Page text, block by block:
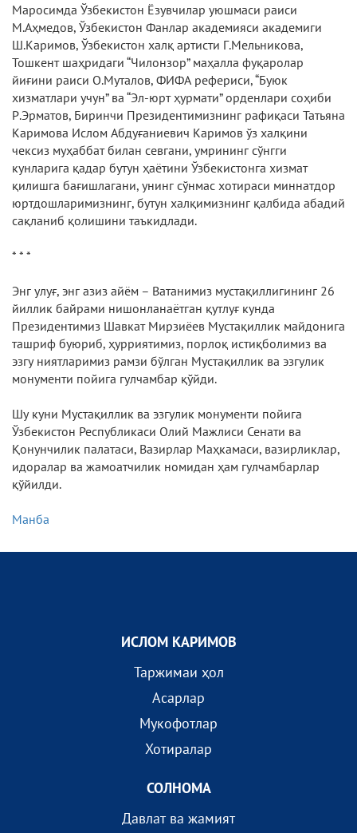
Маросимда Ўзбекистон Ёзувчилар уюшмаси раиси
М.Аҳмедов, Ўзбекистон Фанлар академияси академиги
Ш.Каримов, Ўзбекистон халқ артисти Г.Мельникова,
Тошкент шаҳридаги “Чилонзор” маҳалла фуқаролар
йиғини раиси О.Муталов, ФИФА рефериси, “Буюк
хизматлари учун” ва “Эл-юрт ҳурмати” орденлари соҳиби
Р.Эрматов, Биринчи Президентимизнинг рафиқаси Татьяна
Каримова Ислом Абдуғаниевич Каримов ўз халқини
чексиз муҳаббат билан севгани, умрининг сўнгги
кунларига қадар бутун ҳаётини Ўзбекистонга хизмат
қилишга бағишлагани, унинг сўнмас хотираси миннатдор
юртдошларимизнинг, бутун халқимизнинг қалбида абадий
сақланиб қолишини таъкидлади.
* * *
Энг улуғ, энг азиз айём – Ватанимиз мустақиллигининг 26
йиллик байрами нишонланаётган қутлуғ кунда
Президентимиз Шавкат Мирзиёев Мустақиллик майдонига
ташриф буюриб, ҳурриятимиз, порлоқ истиқболимиз ва
эзгу ниятларимиз рамзи бўлган Мустақиллик ва эзгулик
монументи пойига гулчамбар қўйди.
Шу куни Мустақиллик ва эзгулик монументи пойига
Ўзбекистон Республикаси Олий Мажлиси Сенати ва
Қонунчилик палатаси, Вазирлар Маҳкамаси, вазирликлар,
идоралар ва жамоатчилик номидан ҳам гулчамбарлар
қўйилди.
Манба
ИСЛОМ КАРИМОВ
Таржимаи ҳол
Асарлар
Мукофотлар
Хотиралар
СОЛНОМА
Давлат ва жамият